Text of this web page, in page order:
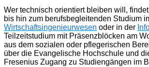
Wer technisch orientiert bleiben will,
bis hin zum berufsbegleitenden Studium
Wirtschaftsingenieurwesen oder in der
Teilzeitstudium mit Präsenzblöcken am
aus dem sozialen oder pflegerischen
über die Evangelische Hochschule und
Fresenius Zugang zu Studiengängen im